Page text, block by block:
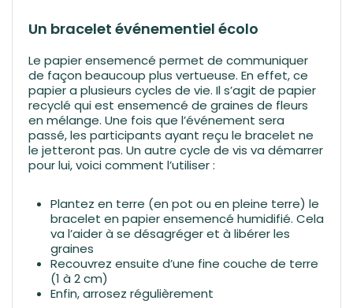
Un bracelet événementiel écolo
Le papier ensemencé permet de communiquer
de façon beaucoup plus vertueuse. En effet, ce
papier a plusieurs cycles de vie. Il s’agit de papier
recyclé qui est ensemencé de graines de fleurs
en mélange. Une fois que l’événement sera
passé, les participants ayant reçu le bracelet ne
le jetteront pas. Un autre cycle de vis va démarrer
pour lui, voici comment l’utiliser :
Plantez en terre (en pot ou en pleine terre) le
bracelet en papier ensemencé humidifié. Cela
va l’aider à se désagréger et à libérer les
graines
Recouvrez ensuite d’une fine couche de terre
(1 à 2 cm)
Enfin, arrosez régulièrement